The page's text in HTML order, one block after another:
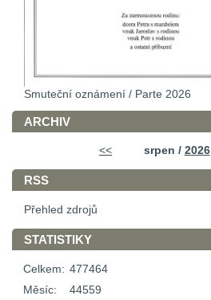
Smuteční oznámení / Parte 2026
ARCHIV
<< srpen / 2026
RSS
Přehled zdrojů
STATISTIKY
Celkem: 477464
Měsíc:
44559